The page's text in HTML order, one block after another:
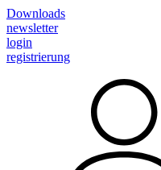
Downloads
newsletter
login
registrierung